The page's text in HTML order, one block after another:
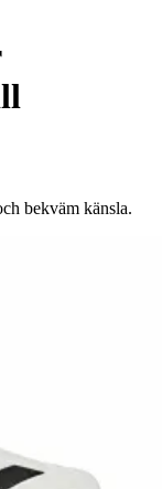
bekväm känsla.